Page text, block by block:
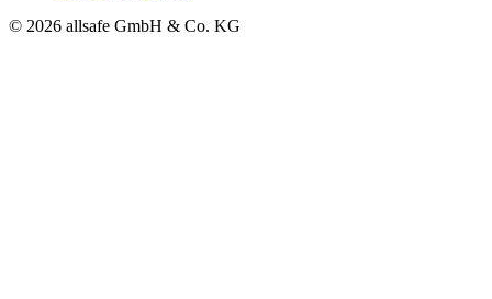
© 2026 allsafe GmbH & Co. KG